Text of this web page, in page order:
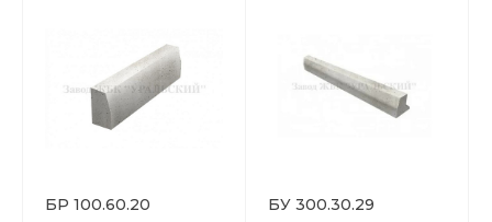
БР 100.60.20 БУ 300.30.29